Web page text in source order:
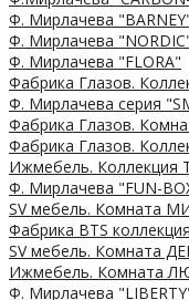
Ф. Мирлачева
Ф. Мирлачева
Ф. Мирлачева "FLORA"
Фабрика Глазов.
Ф. Мирлачева серия
Фабрика Глазов.
Фабрика Глазов.
Ижмебель. Коллекция
Ф. Мирлачева "FUN-
SV мебель. Комната
Фабрика BTS
SV мебель. Комната
Ижмебель. Комната
Ф. Мирлачева